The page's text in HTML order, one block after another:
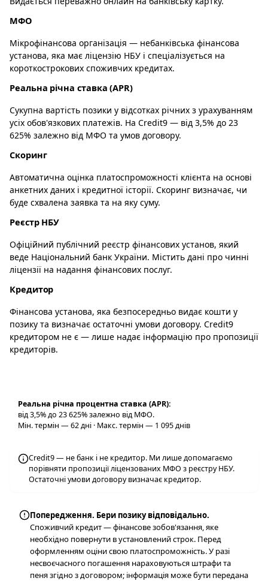
МФО
Мікрофінансова організація — небанківська фінансова
установа, яка має ліцензію НБУ і спеціалізується на
короткострокових споживчих кредитах.
Реальна річна ставка (APR)
Сукупна вартість позики у відсотках річних з урахуванням
усіх обов'язкових платежів. На Credit9 — від 3,5% до 23
625% залежно від МФО та умов договору.
Скоринг
Автоматична оцінка платоспроможності клієнта на основі
анкетних даних і кредитної історії. Скоринг визначає, чи
буде схвалена заявка та на яку суму.
Реєстр НБУ
Офіційний публічний реєстр фінансових установ, який
веде Національний банк України. Містить дані про чинні
ліцензії на надання фінансових послуг.
Кредитор
Фінансова установа, яка безпосередньо видає кошти у
позику та визначає остаточні умови договору. Credit9
кредитором не є — лише надає інформацію про пропозиції
кредиторів.
Реальна річна процентна ставка (APR):
від 3,5% до 23 625% залежно від МФО.
Мін. термін — 62 дні · Макс. термін — 1 095 днів
Credit9 — не банк і не кредитор. Ми лише допомагаємо
порівняти пропозиції ліцензованих МФО з реєстру НБУ.
Остаточні умови договору визначає кредитор.
Попередження. Бери позику відповідально.
Споживчий кредит — фінансове зобов'язання, яке
необхідно повернути в установлений строк. Перед
оформленням оціни свою платоспроможність. У разі
несвоєчасного погашення нараховуються штрафи та
пеня згідно з договором; інформація може бути передана